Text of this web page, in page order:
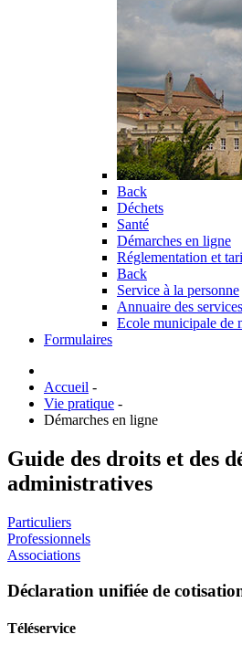
Back
Déchets
Santé
Démarches en ligne
Réglementation et
Back
Service à la personne
Annuaire des services
Ecole municipale de
Formulaires
Accueil -
Vie pratique -
Démarches en ligne
Guide des droits et des
administratives
Particuliers
Professionnels
Associations
Déclaration unifiée de
Téléservice